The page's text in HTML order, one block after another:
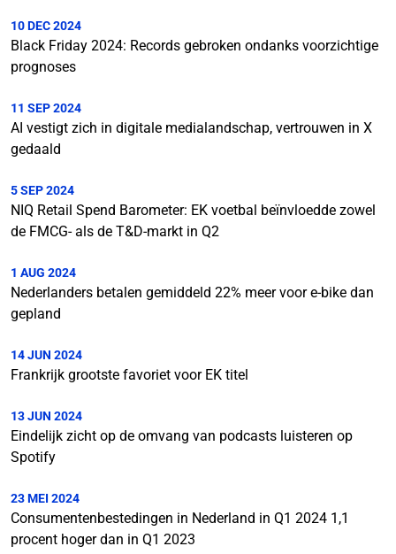
10 DEC 2024
Black Friday 2024: Records gebroken ondanks voorzichtige
prognoses
11 SEP 2024
AI vestigt zich in digitale medialandschap, vertrouwen in X
gedaald
5 SEP 2024
NIQ Retail Spend Barometer: EK voetbal beïnvloedde zowel
de FMCG- als de T&D-markt in Q2
1 AUG 2024
Nederlanders betalen gemiddeld 22% meer voor e-bike dan
gepland
14 JUN 2024
Frankrijk grootste favoriet voor EK titel
13 JUN 2024
Eindelijk zicht op de omvang van podcasts luisteren op
Spotify
23 MEI 2024
Consumentenbestedingen in Nederland in Q1 2024 1,1
procent hoger dan in Q1 2023